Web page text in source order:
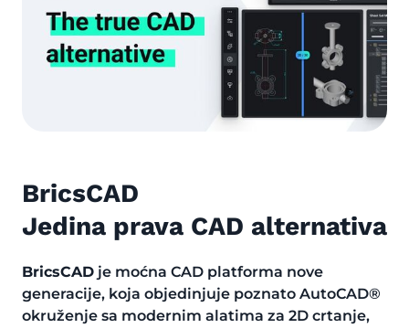
BricsCAD
Jedina prava CAD alternativa
BricsCAD je moćna CAD platforma nove
generacije, koja objedinjuje poznato AutoCAD®
okruženje sa modernim alatima za 2D crtanje,